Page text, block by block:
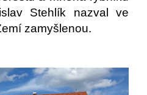
Stehlík nazval ve
zamyšlenou.